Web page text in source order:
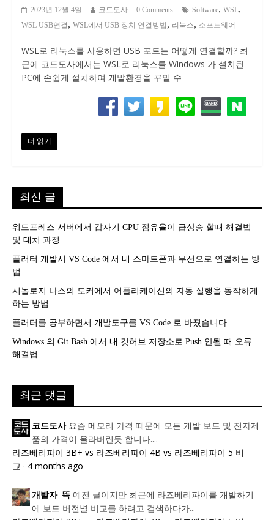
2023년 12월 4일 코드도사 0 Comments Software, WSL,
WSL USB연결 , WSL에서 USB 장치 연결방법 , 리눅스, 소프트웨어
WSL로 리눅스를 사용하면 USB 포트는 어떻게 연결할까? 최
근에 코드도사에서는 WSL로 리눅스를 Windows 가 설치된
PC에 손쉽게 설치하여 개발환경을 꾸밀 수
더 읽기
최신 글
워드프레스 서버에서 갑자기 CPU 점유율이 급상승 할때 해결법
및 대처 과정
플러터 개발시 VS Code 에서 내 스마트폰과 무선으로 연결하는 방
법
시놀로지 나스의 도커에서 어플리케이션의 자동 실행을 동작하게
하는 방법
플러터를 공부하면서 개발도구를 VS Code 로 바꿨습니다
Windows 의 Git Bash 에서 내 깃허브 저장소로 Push 안될 때 오류
해결법
최근 댓글
코드도사 요즘 메모리 가격 때문에 모든 개발 보드 및 전자제
품의 가격이 올라버린듯 합니다....
라즈베리파이 3B+ vs 라즈베리파이 4B vs 라즈베리파이 5 비
교 · 4 months ago
개발자_뜩 예전 글이지만 최근에 라즈베리파이를 개발하기
에 보드 버전별 비교를 하려고 검색하다가...